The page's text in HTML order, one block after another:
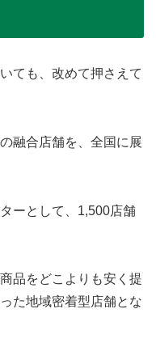
ても、改めて押さえて
融合店舗を、全国に展
ーとして、1,500店舗
品をどこよりも安く提
た地域密着型店舗とな